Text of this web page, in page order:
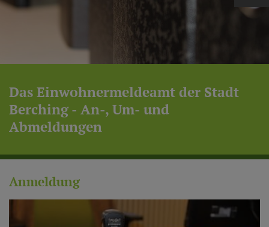
Das Einwohnermeldeamt der Stadt
Berching - An-, Um- und
Abmeldungen
Anmeldung